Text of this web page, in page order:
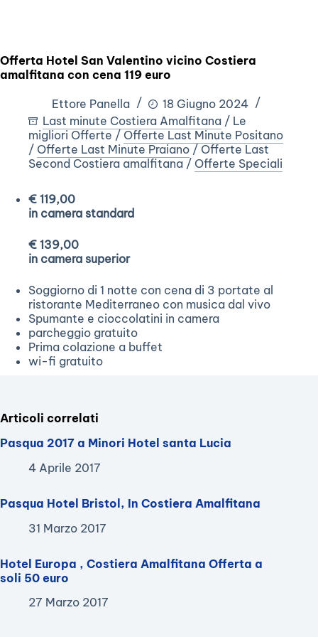
Offerta Hotel San Valentino vicino Costiera
amalfitana con cena 119 euro
Ettore Panella
18 Giugno 2024
Last minute Costiera Amalfitana / Le
migliori Offerte / Offerte Last Minute Positano
/ Offerte Last Minute Praiano / Offerte Last
Second Costiera amalfitana / Offerte Speciali
€ 119,00
in camera standard
€ 139,00
in camera superior
Soggiorno di 1 notte con cena di 3 portate al
ristorante Mediterraneo con musica dal vivo
Spumante e cioccolatini in camera
parcheggio gratuito
Prima colazione a buffet
wi-fi gratuito
Articoli correlati
Pasqua 2017 a Minori Hotel santa Lucia
4 Aprile 2017
Pasqua Hotel Bristol, In Costiera Amalfitana
31 Marzo 2017
Hotel Europa , Costiera Amalfitana Offerta a
soli 50 euro
27 Marzo 2017